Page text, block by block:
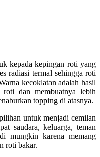
kepada kepingan roti yang
radiasi termal sehingga roti
kecoklatan adalah hasil
dan membuatnya lebih
topping di atasnya.
untuk menjadi cemilan
saudara, keluarga, teman
mungkin karena memang
roti bakar.